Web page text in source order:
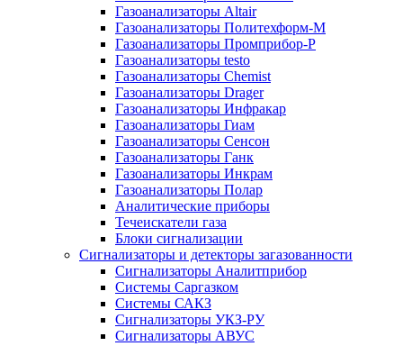
Газоанализаторы Altair
Газоанализаторы Политехформ-М
Газоанализаторы Промприбор-Р
Газоанализаторы testo
Газоанализаторы Chemist
Газоанализаторы Drager
Газоанализаторы Инфракар
Газоанализаторы Гиам
Газоанализаторы Сенсон
Газоанализаторы Ганк
Газоанализаторы Инкрам
Газоанализаторы Полар
Аналитические приборы
Течеискатели газа
Блоки сигнализации
Сигнализаторы и детекторы загазованности
Сигнализаторы Аналитприбор
Системы Саргазком
Системы САКЗ
Сигнализаторы УКЗ-РУ
Сигнализаторы АВУС